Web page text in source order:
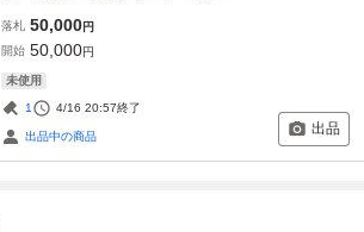
落札 50,000円
開始 50,000円
未使用
1 4/16 20:57終了
出品中の商品 出品